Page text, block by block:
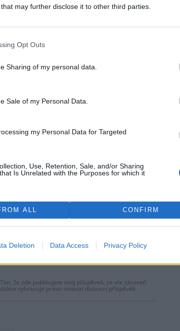
that may further disclose it to other third parties.
Opt Outs
Sharing of my personal data.
Sale of my Personal Data.
my Personal Data for Targeted
Use, Retention, Sale, and/or Sharing
Is Unrelated with the Purposes for which it
ALL CONFIRM
Deletion Data Access Privacy Policy
práva. Publikování nebo další šíření obsahu ze
ze strany ČTK.
přes
uvádí
Do Prahy dorazili jezdci
cyklistické štafety, míří na
konferenci o klimatu
že zde publikujete svůj příspěvek, se ale zároveň
vyhrazuje právo smazat diskusní příspěvěk